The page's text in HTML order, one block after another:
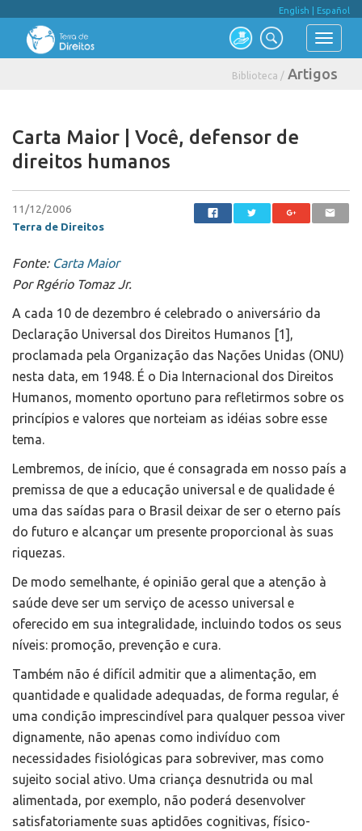
English Español
Biblioteca / Artigos
Carta Maior | Você, defensor de
direitos humanos
11/12/2006
Terra de Direitos
Fonte: Carta Maior
Por Rgério Tomaz Jr.
A cada 10 de dezembro é celebrado o aniversário da
Declaração Universal dos Direitos Humanos [1],
proclamada pela Organização das Nações Unidas (ONU)
nesta data, em 1948. É o Dia Internacional dos Direitos
Humanos, momento oportuno para refletirmos sobre os
princípios e valores que norteiam as idéias sobre esse
tema.
Lembremos, de início, que é consagrada em nosso país a
premissa de que a educação universal e de qualidade é
uma das saídas para o Brasil deixar de ser o eterno país
do futuro e alcançar um presente proporcional às suas
riquezas.
De modo semelhante, é opinião geral que a atenção à
saúde deve ser um serviço de acesso universal e
oferecido em sua integralidade, incluindo todos os seus
níveis: promoção, prevenção e cura.
Também não é difícil admitir que a alimentação, em
quantidade e qualidade adequadas, de forma regular, é
uma condição imprescindível para qualquer pessoa viver
dignamente, não apenas como indivíduo com
necessidades fisiológicas para sobreviver, mas como
sujeito social ativo. Uma criança desnutrida ou mal
alimentada, por exemplo, não poderá desenvolver
satisfatoriamente suas aptidões cognitivas, físico-